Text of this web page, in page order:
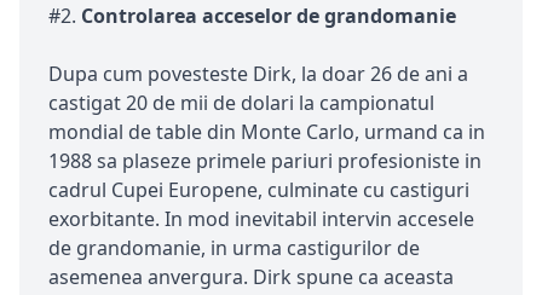
#2. Controlarea acceselor de grandomanie
Dupa cum povesteste Dirk, la doar 26 de ani a
castigat 20 de mii de dolari la campionatul
mondial de table din Monte Carlo, urmand ca in
1988 sa plaseze primele pariuri profesioniste in
cadrul Cupei Europene, culminate cu castiguri
exorbitante. In mod inevitabil intervin accesele
de grandomanie, in urma castigurilor de
asemenea anvergura. Dirk spune ca aceasta